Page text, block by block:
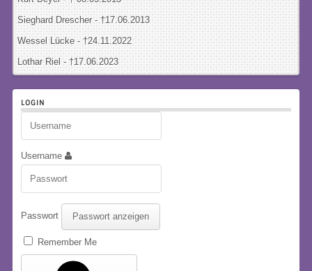
Sieghard Drescher- †17.06.2013
Wessel Lücke - †24.11.2022
Lothar Riel - †17.06.2023
LOGIN
Username
Passwort Passwort anzeigen
Remember Me